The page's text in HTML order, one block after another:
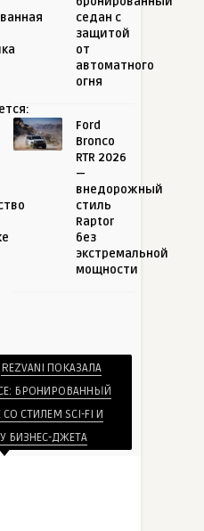
седан с
защитой
от
автоматного
огня
Ford
Bronco
RTR 2026
—
внедорожный
стиль
Raptor
без
экстремальной
мощности
REZVANI ПОКАЗАЛА
БРОНИРОВАННЫЙ
СО СТИЛЕМ SCI-FI И
БИЗНЕС-ДЖЕТА